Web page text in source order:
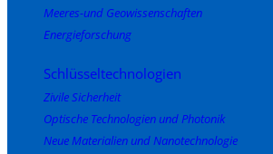
Meeres-und Geowissenschaften
Energieforschung
Schlüsseltechnologien
Zivile Sicherheit
Optische Technologien und Photonik
Neue Materialien und Nanotechnologie